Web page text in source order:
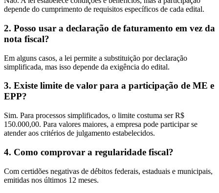
depende do cumprimento de requisitos específicos de cada edital.
2. Posso usar a declaração de faturamento em vez da
nota fiscal?
Em alguns casos, a lei permite a substituição por declaração
simplificada, mas isso depende da exigência do edital.
3. Existe limite de valor para a participação de ME e
EPP?
Sim. Para processos simplificados, o limite costuma ser R$
150.000,00. Para valores maiores, a empresa pode participar se
atender aos critérios de julgamento estabelecidos.
4. Como comprovar a regularidade fiscal?
Com certidões negativas de débitos federais, estaduais e municipais,
emitidas nos últimos 12 meses.